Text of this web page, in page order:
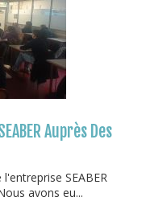
Auprès Des
SEABER
avons eu...